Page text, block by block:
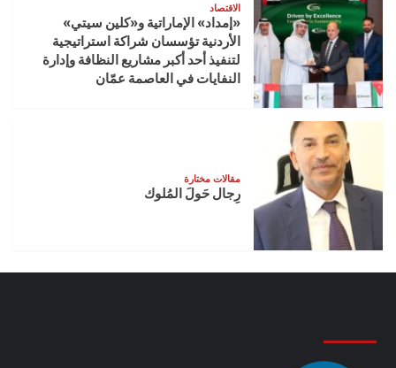
الاقتصاد
«إمداد» الإماراتية و«كلين سيتي»
الأردنية تؤسسان شراكة استراتيجية
لتنفيذ أحد أكبر مشاريع النظافة وإدارة
النفايات في العاصمة عمّان
مقالات مختارة
رِجال حَولَ المُلوك